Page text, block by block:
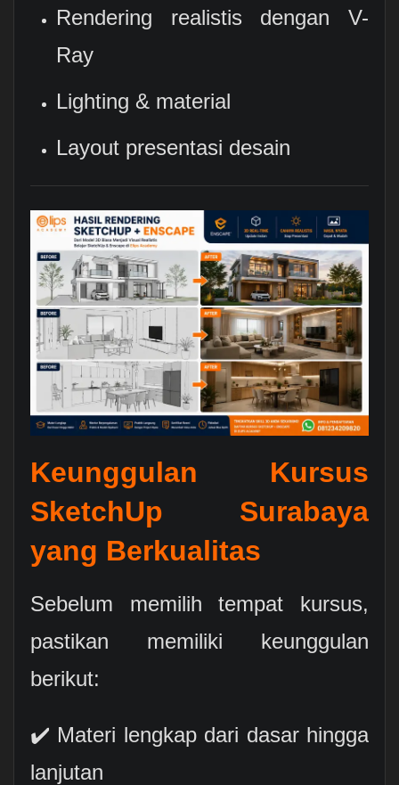
Rendering realistis dengan V-
Ray
Lighting & material
Layout presentasi desain
Keunggulan Kursus
SketchUp Surabaya
yang Berkualitas
Sebelum memilih tempat kursus,
pastikan memiliki keunggulan
berikut:
✔️ Materi lengkap dari dasar hingga
lanjutan